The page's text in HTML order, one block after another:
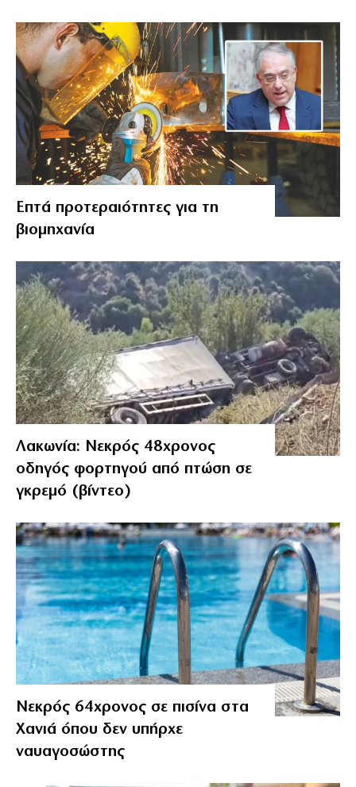
Επτά προτεραιότητες για τη
βιομηχανία
Λακωνία: Νεκρός 48χρονος
οδηγός φορτηγού από πτώση σε
γκρεμό (βίντεο)
Νεκρός 64χρονος σε πισίνα στα
Χανιά όπου δεν υπήρχε
ναυαγοσώστης